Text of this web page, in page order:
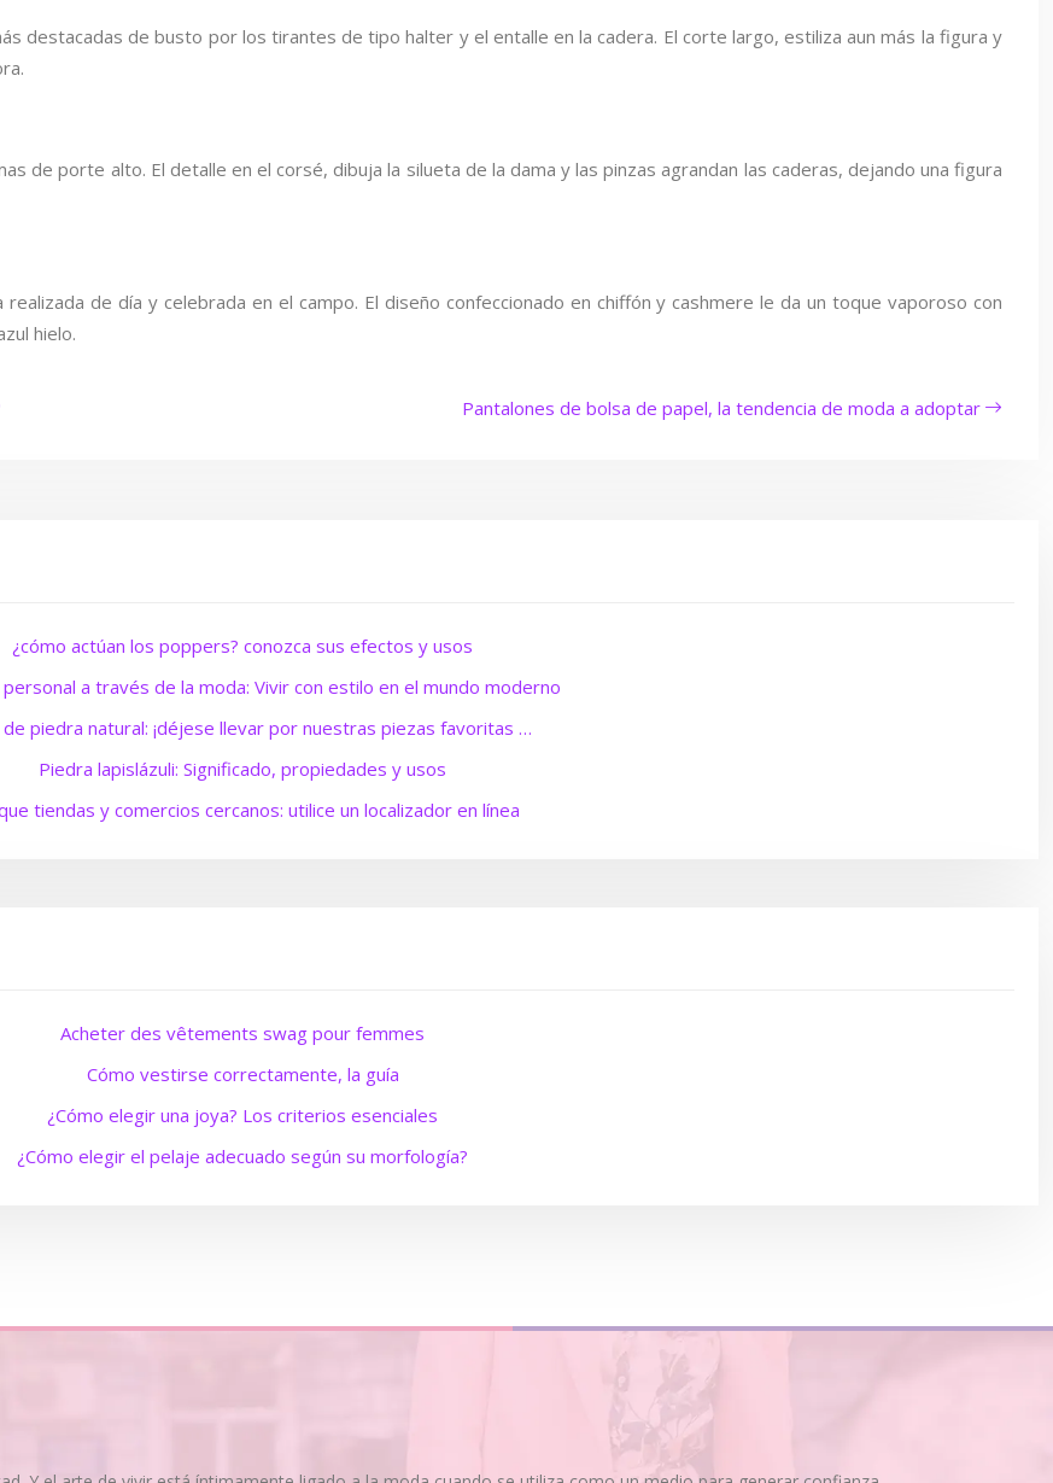
destacadas de busto por los tirantes de tipo halter y el entalle en la cadera. El corte largo, estiliza aun más la figura y
de porte alto. El detalle en el corsé, dibuja la silueta de la dama y las pinzas agrandan las caderas, dejando una figura
de día y celebrada en el campo. El diseño confeccionado en chiffón y cashmere le da un toque vaporoso con
hielo.
Pantalones de bolsa de papel, la tendencia de moda a adoptar
¿cómo actúan los poppers? conozca sus efectos y usos
personal a través de la moda: Vivir con estilo en el mundo moderno
de piedra natural: ¡déjese llevar por nuestras piezas favoritas …
Piedra lapislázuli: Significado, propiedades y usos
tiendas y comercios cercanos: utilice un localizador en línea
Acheter des vêtements swag pour femmes
Cómo vestirse correctamente, la guía
¿Cómo elegir una joya? Los criterios esenciales
¿Cómo elegir el pelaje adecuado según su morfología?